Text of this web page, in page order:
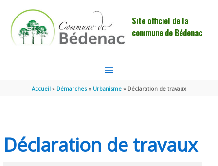
Site officiel de la
commune de Bédenac
MENU
PRINCIPAL
Accueil Démarches Urbanisme Déclaration de travaux
Déclaration de travaux